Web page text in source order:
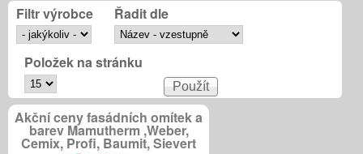
Filtr výrobce
Řadit dle
Položek na stránku
Akční ceny fasádních omítek a
barev Mamutherm ,Weber,
Cemix, Profi, Baumit, Sievert